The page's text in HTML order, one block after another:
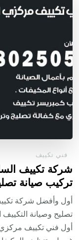
فني تكييف
تركيب صيانة
أول وأفضل شركة
تصليح وصيانة
أول فني تكييف مركزي